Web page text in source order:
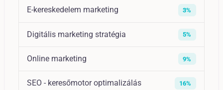
E-kereskedelem marketing 3%
Digitális marketing stratégia 5%
Online marketing 9%
SEO - keresőmotor optimalizálás 16%